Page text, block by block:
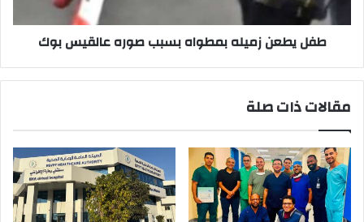
طفل يطعن زميله بمطواه بسبب صوره عالقيس بوك
مقالات ذات صلة